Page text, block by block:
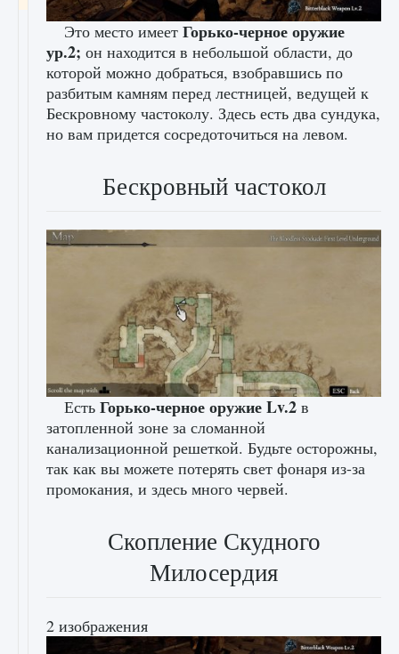
Это место имеет Горько-черное оружие
ур.2; он находится в небольшой области, до
которой можно добраться, взобравшись по
разбитым камням перед лестницей, ведущей к
Бескровному частоколу. Здесь есть два сундука,
но вам придется сосредоточиться на левом.
Бескровный частокол
Есть Горько-черное оружие Lv.2 в
затопленной зоне за сломанной
канализационной решеткой. Будьте осторожны,
так как вы можете потерять свет фонаря из-за
промокания, и здесь много червей.
Скопление Скудного
Милосердия
2 изображения